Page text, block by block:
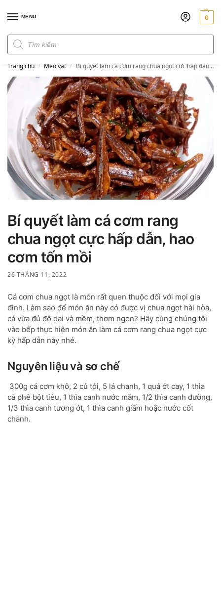
MENU 0
Trang chủ / Mẹo vặt / Bí quyết làm cá cơm rang chua ngọt cực hấp dẫn, hao cơm tốn mồi
Bí quyết làm cá cơm rang
chua ngọt cực hấp dẫn, hao
cơm tốn mồi
26 THÁNG 11, 2022
Cá cơm chua ngọt là món rất quen thuộc đối với mọi gia
đình. Làm sao để món ăn này có được vị chua ngọt hài hòa,
cá vừa đủ độ dai và mềm, thơm ngon? Hãy cùng chúng tôi
vào bếp thực hiện món ăn làm cá cơm rang chua ngọt cực
kỳ hấp dẫn này nhé.
Nguyên liệu và sơ chế
300g cá cơm khô, 2 củ tỏi, 5 lá chanh, 1 quả ớt cay, 1 thìa
cà phê bột tiêu, 1 thìa canh nước mắm, 1/2 thìa canh đường,
1/3 thìa canh tương ớt, 1 thìa canh giấm hoặc nước cốt
chanh.